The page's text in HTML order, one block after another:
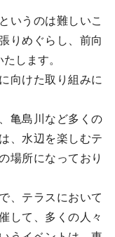
いうのは難しいこ
りめぐらし、前向
します。
向けた取り組みに
亀島川など多くの
、水辺を楽しむテ
場所になっており
、テラスにおいて
して、多くの人々